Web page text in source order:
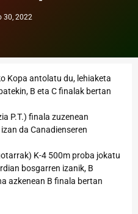
30, 2022
Kopa antolatu du, lehiaketa
B eta C finalak bertan
P.T.) finala zuzenean
da Canadienseren
K-4 500m proba jokatu
bosgarren izanik, B
azkenean B finala bertan